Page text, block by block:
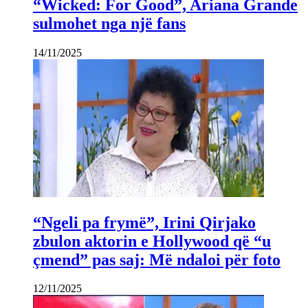
“Wicked: For Good”, Ariana Grande
sulmohet nga një fans
14/11/2025
“Ngeli pa frymë”, Irini Qirjako
zbulon aktorin e Hollywood që “u
çmend” pas saj: Më ndaloi për foto
12/11/2025